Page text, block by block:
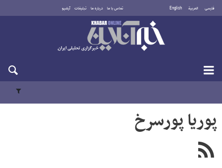
فارسی العربية English تماس با ما درباره ما تبلیغات آرشیو
دوشنبه ۱۹ مرداد ۱۴۰۵
پوریا پورسرخ